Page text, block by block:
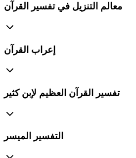
معالم التنزيل في تفسير القرآن
إعراب القرآن
تفسير القرآن العظيم لإبن كثير
التفسير الميسر